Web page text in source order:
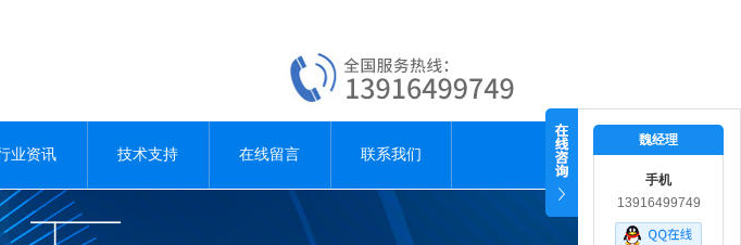
业资讯 技术支持 在线留言 联系我们
魏经理
手机
13916499749